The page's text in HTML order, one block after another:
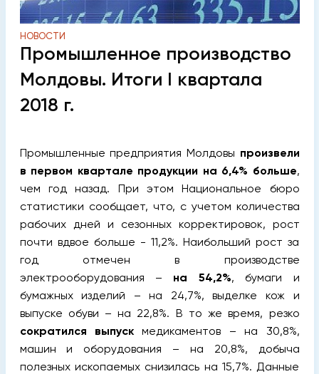
НОВОСТИ
Промышленное производство
Молдовы. Итоги I квартала
2018 г.
Промышленные предприятия Молдовы произвели
в первом квартале продукции на 6,4% больше,
чем год назад. При этом Национальное бюро
статистики сообщает, что, с учетом количества
рабочих дней и сезонных корректировок, рост
почти вдвое больше - 11,2%. Наибольший рост за
год отмечен в производстве
электрооборудования – на 54,2%, бумаги и
бумажных изделий – на 24,7%, выделке кож и
выпуске обуви – на 22,8%. В то же время, резко
сократился выпускмедикаментов – на 30,8%,
машин и оборудования – на 20,8%, добыча
полезных ископаемых снизилась на 15,7%. Данные